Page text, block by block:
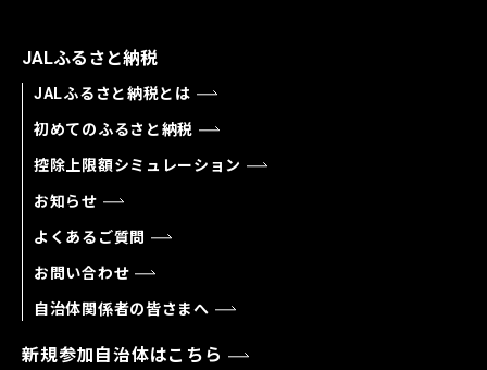
JALふるさと納税
JALふるさと納税とは
初めてのふるさと納税
控除上限額シミュレーション
お知らせ
よくあるご質問
お問い合わせ
自治体関係者の皆さまへ
新規参加自治体はこちら